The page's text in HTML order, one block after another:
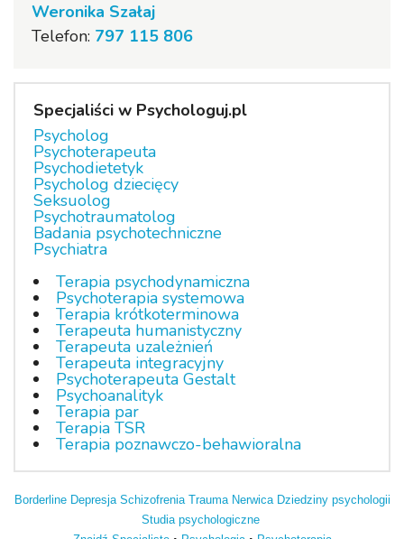
Weronika Szałaj
Telefon: 797 115 806
Specjaliści w Psychologuj.pl
Psycholog
Psychoterapeuta
Psychodietetyk
Psycholog dziecięcy
Seksuolog
Psychotraumatolog
Badania psychotechniczne
Psychiatra
Terapia psychodynamiczna
Psychoterapia systemowa
Terapia krótkoterminowa
Terapeuta humanistyczny
Terapeuta uzależnień
Terapeuta integracyjny
Psychoterapeuta Gestalt
Psychoanalityk
Terapia par
Terapia TSR
Terapia poznawczo-behawioralna
Borderline Depresja Schizofrenia Trauma Nerwica Dziedziny psychologii
Studia psychologiczne